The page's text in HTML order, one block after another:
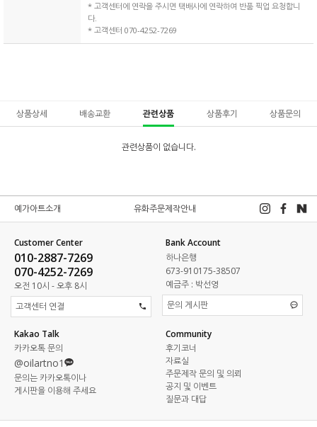
* 고객센터에 연락을 주시면 택배사에 연락하여 반품 픽업 요청합니
다.
* 고객센터 070-4252-7269
상품상세 배송교환 관련상품 상품후기 상품문의
관련상품이 없습니다.
예가아트소개 유화주문제작안내
Customer Center
010-2887-7269
070-4252-7269
오전 10시 - 오후 8시
고객센터 연결
Bank Account
하나은행
673-910175-38507
예금주 : 박선영
문의 게시판
Kakao Talk
카카오톡 문의
@oilartno1
문의는 카카오톡이나
게시판을 이용해 주세요
Community
후기코너
자료실
주문제작 문의 및 의뢰
공지 및 이벤트
질문과 대답